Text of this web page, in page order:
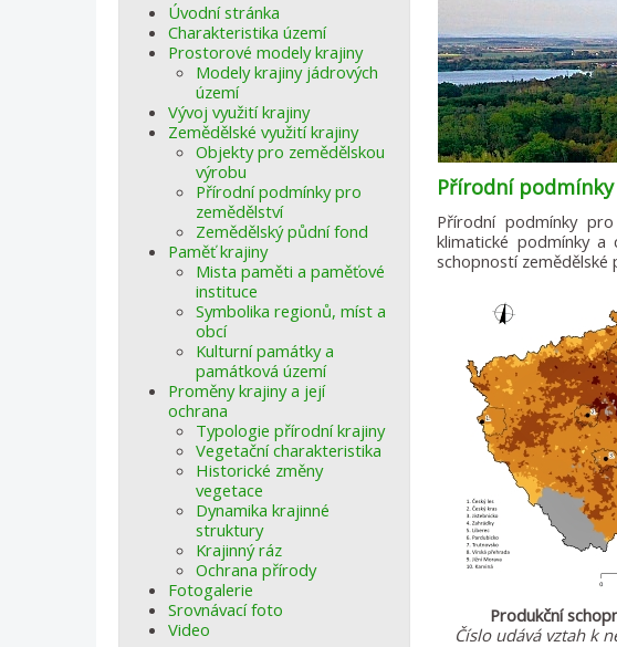
Úvodní stránka
Charakteristika území
Prostorové modely krajiny
Modely krajiny jádrových
území
Vývoj využití krajiny
Zemědělské využití krajiny
Objekty pro zemědělskou
výrobu
Přírodní podmínky pro
zemědělství
Zemědělský půdní fond
Paměť krajiny
Mista paměti a paměťové
instituce
Symbolika regionů, míst a
obcí
Kulturní památky a
památková území
Proměny krajiny a její
ochrana
Typologie přírodní krajiny
Vegetační charakteristika
Historické změny
vegetace
Dynamika krajinné
struktury
Krajinný ráz
Ochrana přírody
Fotogalerie
Srovnávací foto
Video
Přírodní
Přírodní podmínky
klimatické podmínky a
schopností zemědělské
Produkční
Číslo udává vztah k